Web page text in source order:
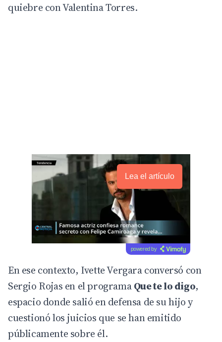
quiebre con Valentina Torres.
Lea el artículo
powered by
En ese contexto, Ivette Vergara conversó con
Sergio Rojas en el programa Que te lo digo,
espacio donde salió en defensa de su hijo y
cuestionó los juicios que se han emitido
públicamente sobre él.